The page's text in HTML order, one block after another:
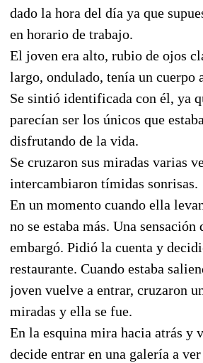
dado la hora del día ya que
en horario de trabajo.
El joven era alto, rubio de ojos
largo, ondulado, tenía un cuerpo
Se sintió identificada con él, ya
parecían ser los únicos que
disfrutando de la vida.
Se cruzaron sus miradas varias
intercambiaron tímidas sonrisas.
En un momento cuando ella
no se estaba más. Una sensación
embargó. Pidió la cuenta y
restaurante. Cuando estaba
joven vuelve a entrar, cruzaron
miradas y ella se fue.
En la esquina mira hacia atrás y
decide entrar en una galería a